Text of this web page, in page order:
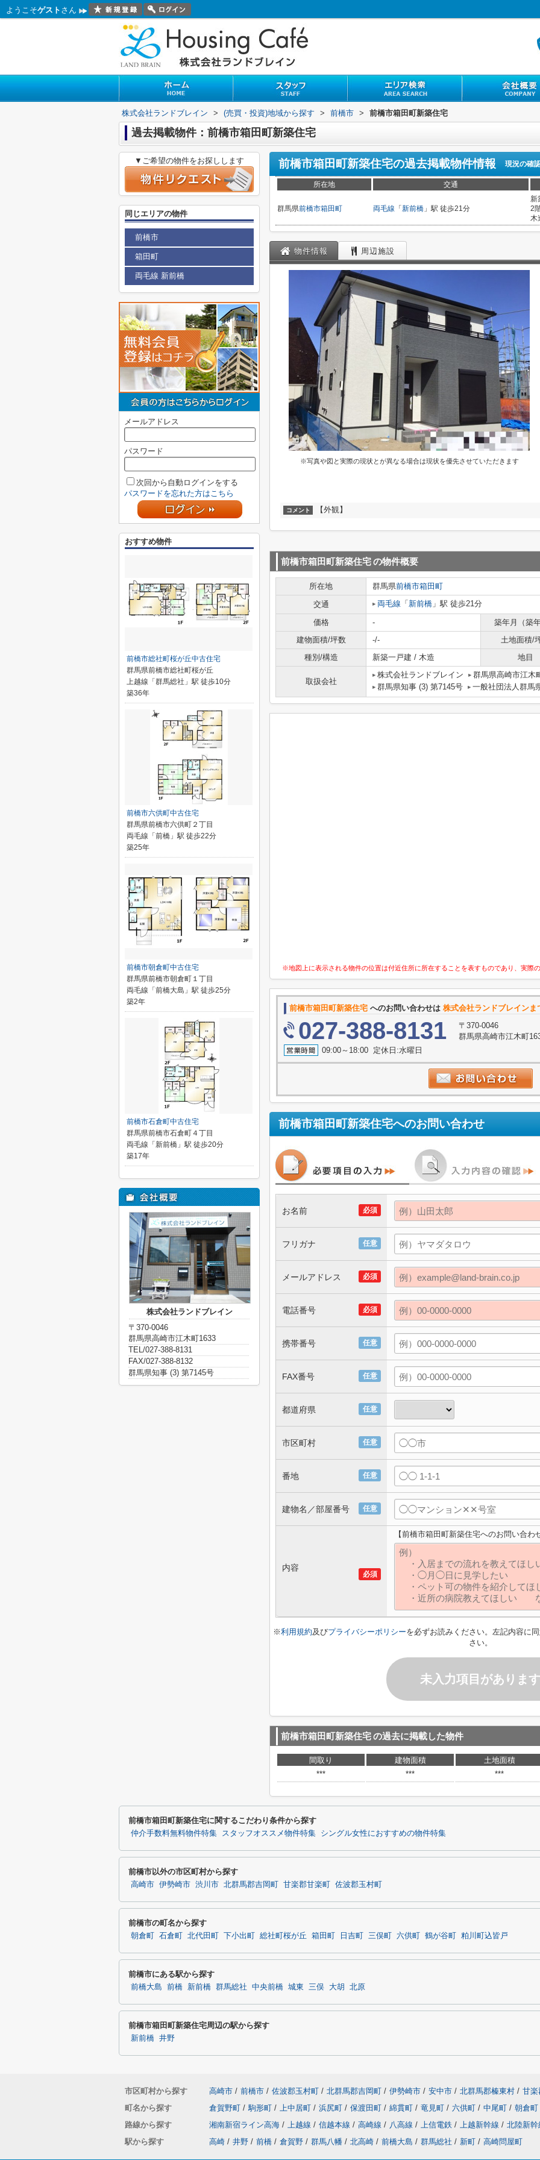
ようこそゲスト さん
株式会社ランドブレイン > (売買・投資)地域から探す > 前橋市 > 前橋市箱田町新築住宅
過去掲載物件：前橋市箱田町新築住宅
前橋市箱田町新築住宅の過去掲載物件情報 現況の確
所在地 交通
群馬県前橋市箱田町 両毛線 「 新前橋 」駅 徒歩21分
新
2
木
物件情報 周辺施設
※写真や図と実際の現状とが異なる場合は現状を優先させていただきます
コメント 【外観】
前橋市箱田町新築住宅の物件概要
所在地 群馬県前橋市箱田町
交通
両毛線 「 新前橋 」駅 徒歩21分
価格 -
築年月（築
建物面積/坪数
-/-
土地面積/
種別/構造
新築一戸建 / 木造 地目
取扱会社
株式会社ランドブレイン
群馬県高崎市江木
群馬県知事 (3) 第7145号
一般社団法人群馬
※地図上に表示される物件の位置は付近住所に所在することを表すものであり、実際
前橋市箱田町新築住宅 へのお問い合わせは 株式会社ランドブレインま
027-388-8131
〒370-0046
群馬県高崎市江木町
09:00～18:00 定休日:水曜日
前橋市箱田町新築住宅へのお問い合わせ
必須
お名前
任意
フリガナ
必須
メールアドレス
必須
電話番号
任意
携帯番号
任意
FAX番号
任意
都道府県
任意
市区町村
任意
番地
任意
建物名／部屋番号
必須
内容
【前橋市箱田町新築住宅へのお問い合わ
※利用規約及びプライバシーポリシーを必ずお読みください。左記内容に
さい。
未入力項目があります
前橋市箱田町新築住宅の過去に掲載した物件
間取り 建物面積
土地面積
***
*** ***
▼ご希望の物件をお探しします
同じエリアの物件
前橋市
箱田町
両毛線 新前橋
メールアドレス
パスワード
次回から自動ログインをする
パスワードを忘れた方はこちら
おすすめ物件
前橋市総社町桜が丘中古住宅
群馬県前橋市総社町桜が丘
上越線「群馬総社」駅 徒歩10分
築36年
前橋市六供町中古住宅
群馬県前橋市六供町２丁目
両毛線「前橋」駅 徒歩22分
築25年
前橋市朝倉町中古住宅
群馬県前橋市朝倉町１丁目
両毛線「前橋大島」駅 徒歩25分
築2年
前橋市石倉町中古住宅
群馬県前橋市石倉町４丁目
両毛線「新前橋」駅 徒歩20分
築17年
株式会社ランドブレイン
〒370-0046
群馬県高崎市江木町1633
TEL/027-388-8131
FAX/027-388-8132
群馬県知事 (3) 第7145号
前橋市箱田町新築住宅に関するこだわり条件から探す
仲介手数料無料物件特集 スタッフオススメ物件特集 シングル女性におすすめの物件特集
前橋市以外の市区町村から探す
高崎市 伊勢崎市 渋川市 北群馬郡吉岡町 甘楽郡甘楽町 佐波郡玉村町
前橋市の町名から探す
朝倉町 石倉町 北代田町 下小出町 総社町桜が丘 箱田町 日吉町 三俣町 六供町 鶴が谷町 粕川町込皆戸
前橋市にある駅から探す
前橋大島 前橋 新前橋 群馬総社 中央前橋 城東 三俣 大胡 北原
前橋市箱田町新築住宅周辺の駅から探す
新前橋 井野
市区町村から探す 高崎市 / 前橋市 / 佐波郡玉村町 / 北群馬郡吉岡町 / 伊勢崎市 / 安中市 / 北群馬郡榛東村 / 甘楽
町名から探す
倉賀野町 / 駒形町 / 上中居町 / 浜尻町 / 保渡田町 / 綿貫町 / 竜見町 / 六供町 / 中尾町 / 朝倉町
路線から探す
湘南新宿ライン高海 / 上越線 / 信越本線 / 高崎線 / 八高線 / 上信電鉄 / 上越新幹線 / 北陸新幹
駅から探す
高崎 / 井野 / 前橋 / 倉賀野 / 群馬八幡 / 北高崎 / 前橋大島 / 群馬総社 / 新町 / 高崎問屋町